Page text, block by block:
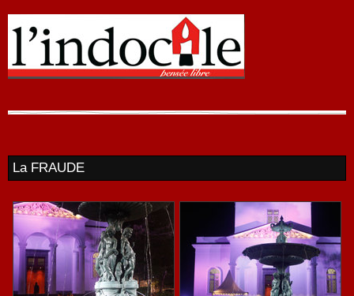
La FRAUDE